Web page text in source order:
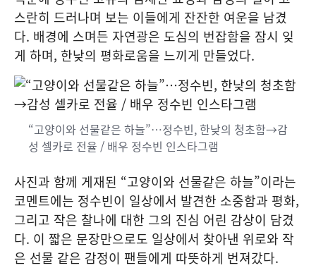
스란히 드러나며 보는 이들에게 잔잔한 여운을 남겼
다. 배경에 스며든 자연광은 도심의 번잡함을 잠시 잊
게 하며, 한낮의 평화로움을 느끼게 만들었다.
“고양이와 선물같은 하늘”…정수빈, 한낮의 청초함→감
성 셀카로 전율 / 배우 정수빈 인스타그램
사진과 함께 게재된 “고양이와 선물같은 하늘”이라는
코멘트에는 정수빈이 일상에서 발견한 소중함과 평화,
그리고 작은 찰나에 대한 그의 진심 어린 감상이 담겼
다. 이 짧은 문장만으로도 일상에서 찾아낸 위로와 작
은 선물 같은 감정이 팬들에게 따뜻하게 번져갔다.